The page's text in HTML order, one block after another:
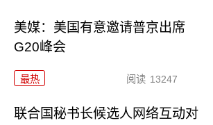
美媒：美国有意邀请普京出席
G20峰会
最热 阅读 13247
联合国秘书长候选人网络互动对